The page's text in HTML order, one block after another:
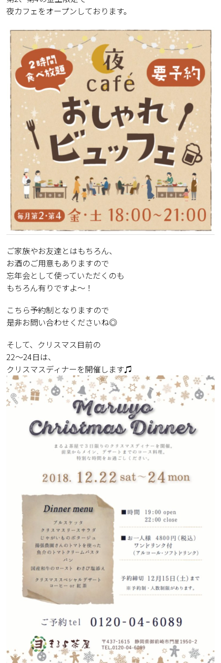
夜カフェをオープンしております。
ご家族やお友達とはもちろん、
お酒のご用意もありますので
忘年会として使っていただくのも
もちろん有りですよ〜！
こちら予約制となりますので
是非お問い合わせくださいね◎
そして、クリスマス目前の
22〜24日は、
クリスマスディナーを開催します♫